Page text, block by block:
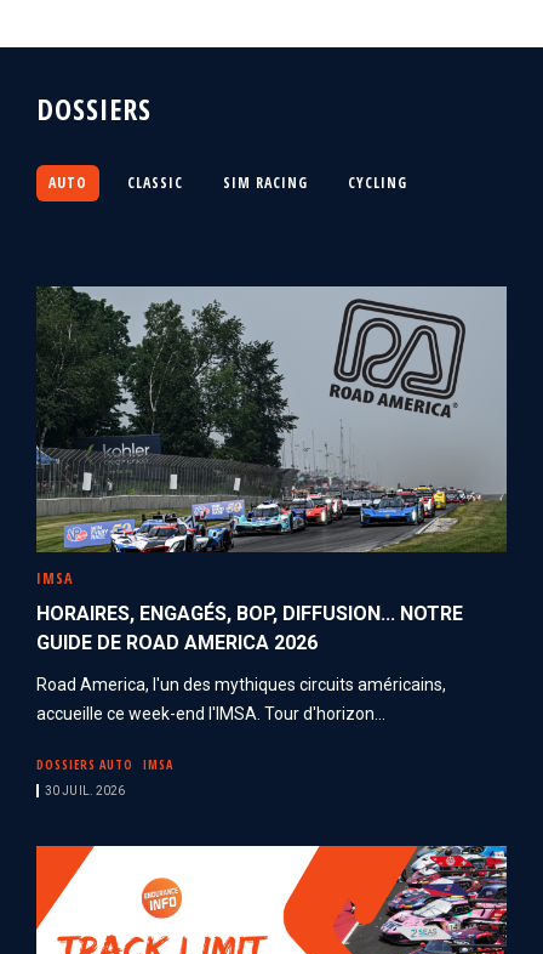
DOSSIERS
AUTO CLASSIC SIM RACING CYCLING
IMSA
HORAIRES, ENGAGÉS, BOP, DIFFUSION... NOTRE
GUIDE DE ROAD AMERICA 2026
Road America, l'un des mythiques circuits américains,
accueille ce week-end l'IMSA. Tour d'horizon...
DOSSIERS AUTO IMSA
30 JUIL. 2026